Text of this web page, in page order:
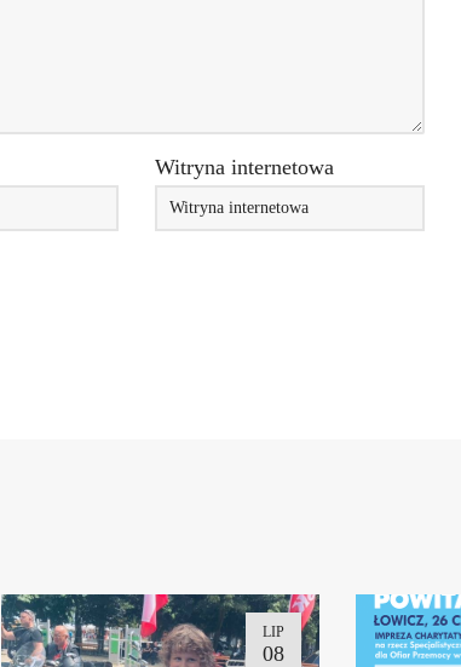
Witryna internetowa
LIP
08